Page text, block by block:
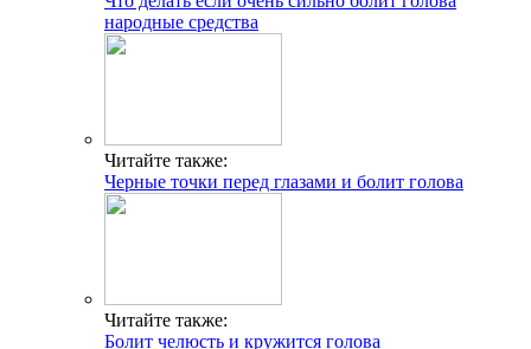
народные средства
Читайте также:
Черные точки перед глазами и болит голова
Читайте также:
Болит челюсть и кружится голова